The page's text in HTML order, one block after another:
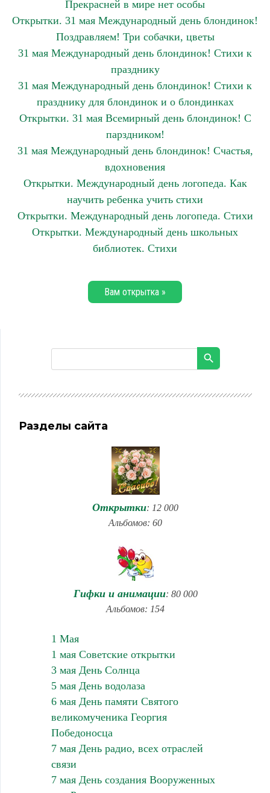
Прекрасней в мире нет особы
Открытки. 31 мая Международный день блондинок!
Поздравляем! Три собачки, цветы
31 мая Международный день блондинок! Стихи к
празднику
31 мая Международный день блондинок! Стихи к
празднику для блондинок и о блондинках
Открытки. 31 мая Всемирный день блондинок! С
парздником!
31 мая Международный день блондинок! Счастья,
вдохновения
Открытки. Международный день логопеда. Как
научить ребенка учить стихи
Открытки. Международный день логопеда. Стихи
Открытки. Международный день школьных
библиотек. Стихи
Вам открытка »
Разделы сайта
Открытки: 12 000
Альбомов: 60
Гифки и анимации: 80 000
Альбомов: 154
1 Мая
1 мая Советские открытки
3 мая День Солнца
5 мая День водолаза
6 мая День памяти Святого
великомученика Георгия
Победоносца
7 мая День радио, всех отраслей
связи
7 мая День создания Вооруженных